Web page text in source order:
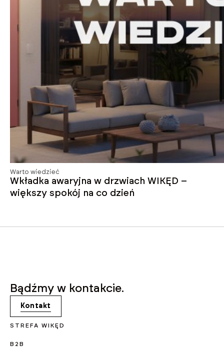
Warto wiedzieć
Wkładka awaryjna w drzwiach WIKĘD –
większy spokój na co dzień
Bądźmy w kontakcie.
Kontakt
STREFA WIKĘD
B2B